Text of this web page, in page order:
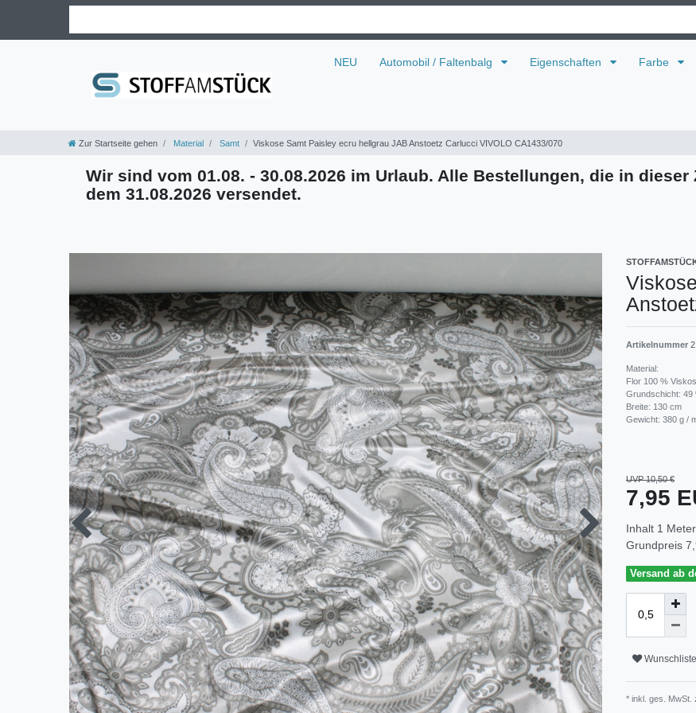
NEU Automobil / Faltenbalg Eigenschaften Farbe
Zur Startseite gehen Material Samt Viskose Samt Paisley ecru hellgrau JAB Anstoetz Carlucci VIVOLO CA1433/070
Wir sind vom 01.08. - 30.08.2026 im Urlaub. Alle Bestellungen, die in
dem 31.08.2026 versendet.
Artikelnummer
Material:
Flor 100 %
Grundschicht: 49
Breite: 130 cm
Gewicht: 380 g /
UVP 10,50 €
7,95
Inhalt 1 Meter
Grundpreis
Versand ab
Wunschliste
* inkl. ges. MwSt.